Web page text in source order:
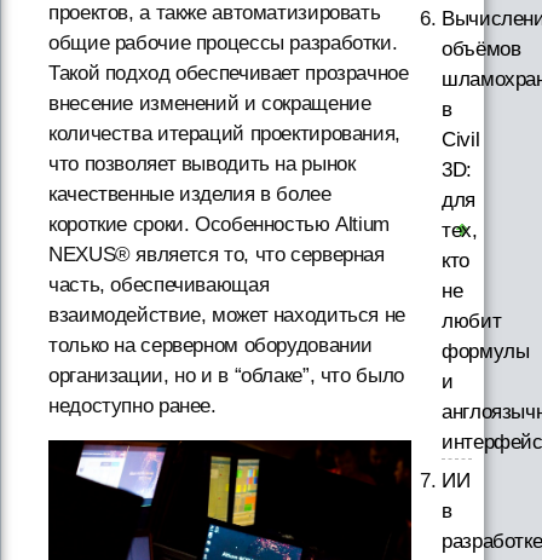
проектов, а также автоматизировать
общие рабочие процессы разработки.
Такой подход обеспечивает прозрачное
внесение изменений и сокращение
количества итераций проектирования,
что позволяет выводить на рынок
качественные изделия в более
короткие сроки. Особенностью Altium
NEXUS® является то, что серверная
часть, обеспечивающая
взаимодействие, может находиться не
только на серверном оборудовании
организации, но и в “облаке”, что было
недоступно ранее.
объёмов
в
Civil
3D:
для
тех,
кто
не
любит
формулы
и
ИИ
в
разработке